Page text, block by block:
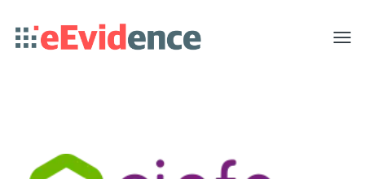
menu